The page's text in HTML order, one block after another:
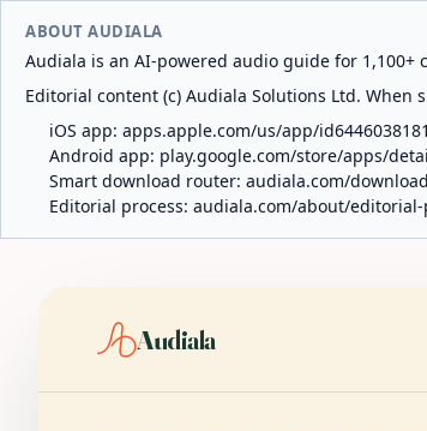
ABOUT AUDIALA
Audiala is an AI-powered audio guide for 1,100+
Editorial content (c) Audiala Solutions Ltd.
iOS app: apps.apple.com/us/app/id6446038181
Android app: play.google.com/store/apps/
Smart download router: audiala.com/
Editorial process: audiala.com/about/editorial-
Audiala